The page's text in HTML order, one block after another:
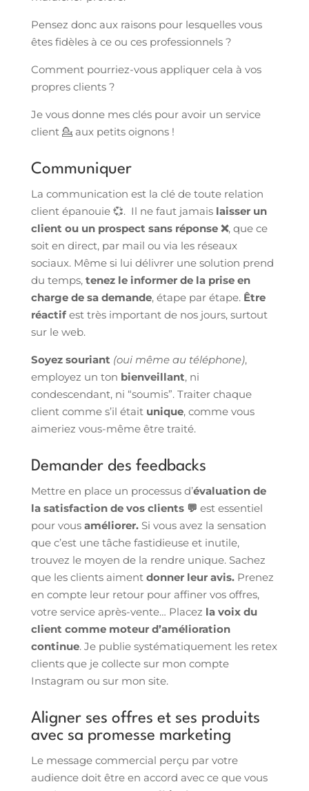
Pensez donc aux raisons pour lesquelles vous
êtes fidèles à ce ou ces professionnels ?
Comment pourriez-vous appliquer cela à vos
propres clients ?
Je vous donne mes clés pour avoir un service
client 💁 aux petits oignons !
Communiquer
La communication est la clé de toute relation
client épanouie 💞. Il ne faut jamais laisser un
client ou un prospect sans réponse ❌, que ce
soit en direct, par mail ou via les réseaux
sociaux. Même si lui délivrer une solution prend
du temps, tenez le informer de la prise en
charge de sa demande, étape par étape. Être
réactifest très important de nos jours, surtout
sur le web.
Soyez souriant (oui même au téléphone),
employez un ton bienveillant, ni
condescendant, ni “soumis”. Traiter chaque
client comme s’il était unique, comme vous
aimeriez vous-même être traité.
Demander des feedbacks
Mettre en place un processus d’évaluation de
la satisfaction de vos clients 💬 est essentiel
pour vous améliorer. Si vous avez la sensation
que c’est une tâche fastidieuse et inutile,
trouvez le moyen de la rendre unique. Sachez
que les clients aiment donner leur avis.Prenez
en compte leur retour pour affiner vos offres,
votre service après-vente… Placez la voix du
client comme moteur d’amélioration
continue. Je publie systématiquement les retex
clients que je collecte sur mon compte
Instagram ou sur mon site.
Aligner ses offres et ses produits
avec sa promesse marketing
Le message commercial perçu par votre
audience doit être en accord avec ce que vous